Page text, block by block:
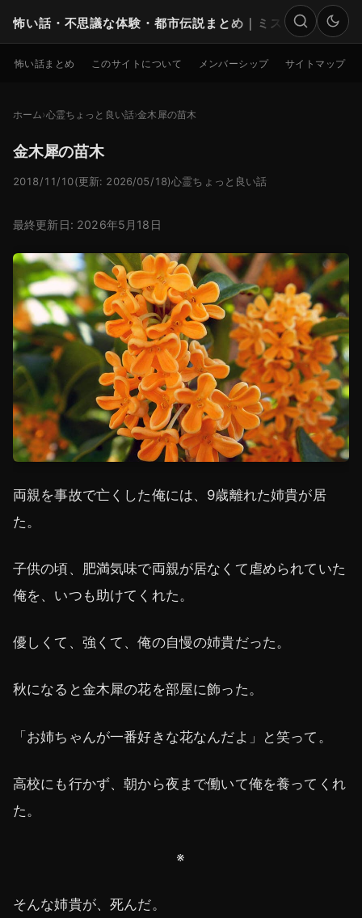
怖い話・不思議な体験・都市伝説まとめ｜ミステリー
検索
怖い話まとめ このサイトについて メンバーシップ サイトマップ
ホーム 心霊ちょっと良い話 金木犀の苗木
金木犀の苗木
2018/11/10(更新: 2026/05/18)心霊ちょっと良い話
最終更新日: 2026年5月18日
両親を事故で亡くした俺には、9歳離れた姉貴が居
た。
子供の頃、肥満気味で両親が居なくて虐められていた
俺を、いつも助けてくれた。
優しくて、強くて、俺の自慢の姉貴だった。
秋になると金木犀の花を部屋に飾った。
「お姉ちゃんが一番好きな花なんだよ」と笑って。
高校にも行かず、朝から夜まで働いて俺を養ってくれ
た。
※
そんな姉貴が、死んだ。